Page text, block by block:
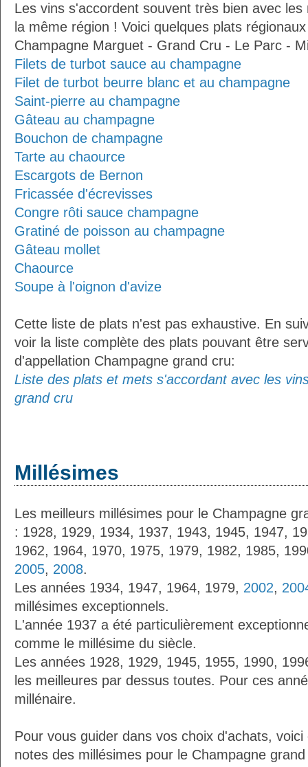
Les vins s'accordent souvent très bien avec
la même région ! Voici quelques plats
Champagne Marguet - Grand Cru - Le Parc -
Filets de turbot sauce au champagne
Filet de turbot beurre blanc et au champagne
Saint-pierre au champagne
Gâteau au champagne
Bouchon de champagne
Tarte au chaource
Escargots de Bernon
Fricassée d'écrevisses
Congre rôti sauce champagne
Gratiné de poisson au champagne
Gâteau mollet
Chaource
Soupe à l'oignon d'avize
Cette liste de plats n'est pas exhaustive. En
voir la liste complète des plats pouvant être
d'appellation Champagne grand cru:
Liste des plats et mets s'accordant avec les
grand cru
Millésimes
Les meilleurs millésimes pour le Champagne
: 1928, 1929, 1934, 1937, 1943, 1945, 1947,
1962, 1964, 1970, 1975, 1979, 1982, 1985,
2005, 2008.
Les années 1934, 1947, 1964, 1979, 2002,
millésimes exceptionnels.
L'année 1937 a été particulièrement
comme le millésime du siècle.
Les années 1928, 1929, 1945, 1955, 1990,
les meilleures par dessus toutes. Pour ces
millénaire.
Pour vous guider dans vos choix d'achats,
notes des millésimes pour le Champagne